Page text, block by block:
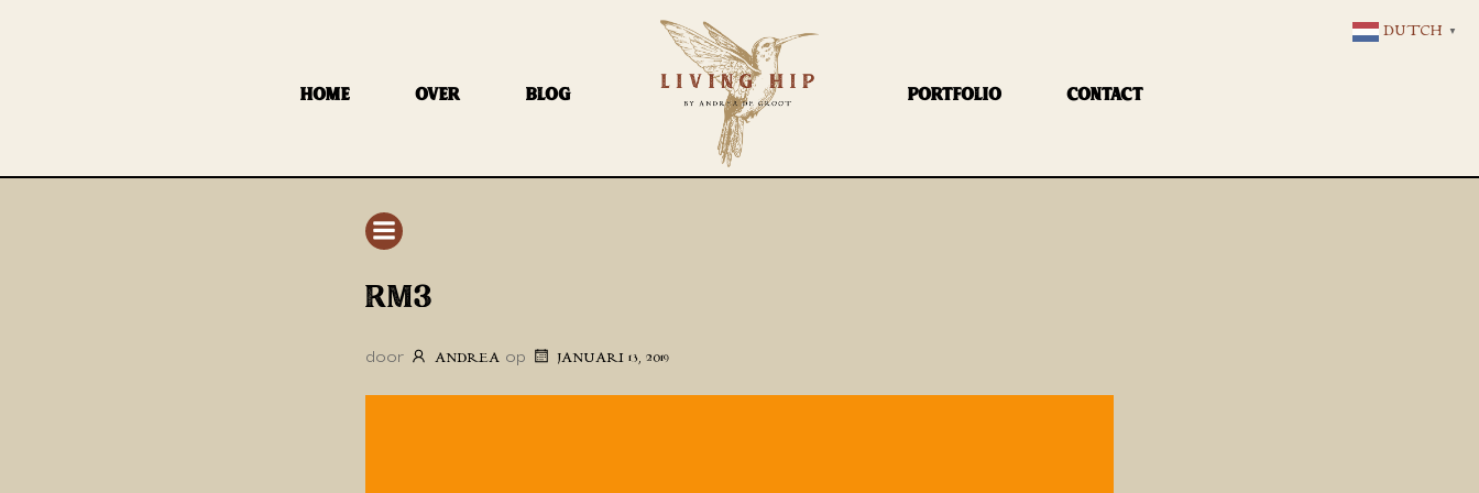
HOME OVER BLOG PORTFOLIO CONTACT
RM3
door ANDREA op JANUARI 13, 2019
DUTCH ▼